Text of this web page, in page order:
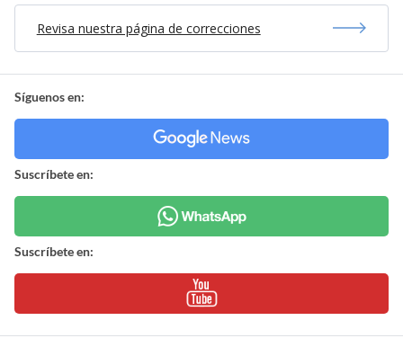
Revisa nuestra página de correcciones
Síguenos en:
Suscríbete en:
Suscríbete en: